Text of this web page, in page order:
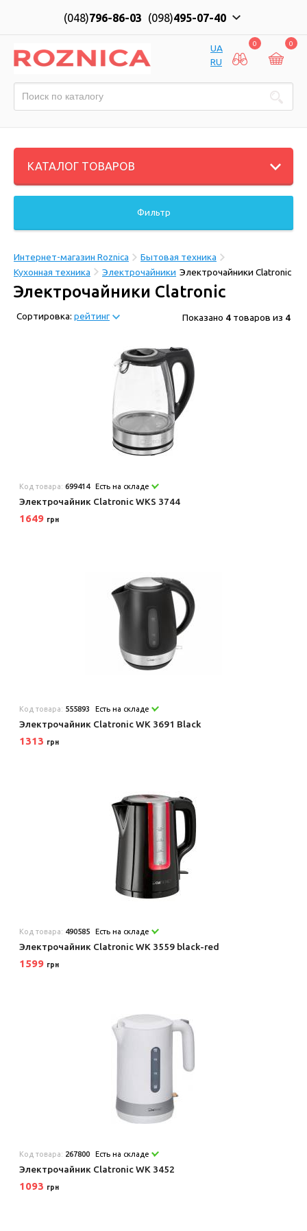
(048)796-86-03 (098)495-07-40
UA
RU
0 0
КАТАЛОГ ТОВАРОВ
Фильтр
Интернет-магазин Roznica
Бытовая техника
Кухонная техника
Электрочайники Электрочайники Clatronic
Электрочайники Clatronic
Сортировка: рейтинг Показано 4 товаров из 4
Код товара:699414 Есть на складе
Электрочайник Clatronic WKS 3744
1649 грн
Код товара: 555893 Есть на складе
Электрочайник Clatronic WK 3691 Black
1313 грн
Код товара: 490585 Есть на складе
Электрочайник Clatronic WK 3559 black-red
1599 грн
Код товара: 267800 Есть на складе
Электрочайник Clatronic WK 3452
1093 грн